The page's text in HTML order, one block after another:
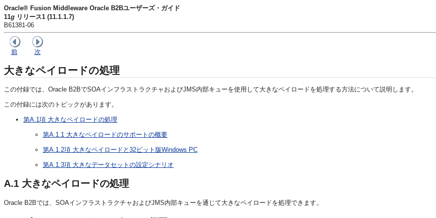
Oracle® Fusion Middleware Oracle B2Bユーザーズ・ガイド
11g リリース1 (11.1.1.7)
B61381-06
前 次
大きなペイロードの処理
この付録では、Oracle B2BでSOAインフラストラクチャおよびJMS内部キューを使用して大きなペイロードを処理する方法について説明します。
この付録には次のトピックがあります。
第A.1項 大きなペイロードの処理
第A.1.1 大きなペイロードのサポートの概要
第A.1.2項 大きなペイロードと32ビット版Windows PC
第A.1.3項 大きなデータセットの設定シナリオ
A.1 大きなペイロードの処理
Oracle B2Bでは、SOAインフラストラクチャおよびJMS内部キューを通じて大きなペイロードを処理できます。